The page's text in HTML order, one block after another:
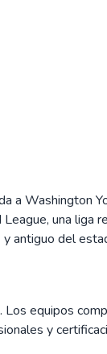
a Washington
una liga
y antiguo del
equipos
y